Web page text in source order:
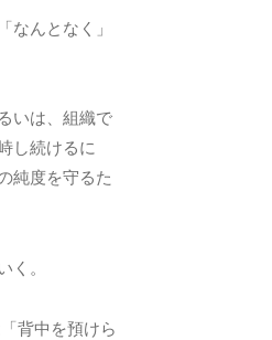
んとなく」
いは、組織で
し続けるに
純度を守るた
。
背中を預けら